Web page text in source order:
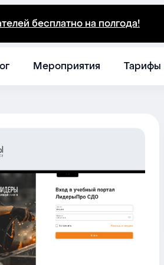
бесплатно на полгода!
Мероприятия Тарифы